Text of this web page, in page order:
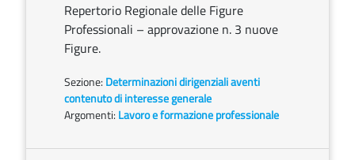
Repertorio Regionale delle Figure
Professionali – approvazione n. 3 nuove
Figure.
Sezione: Determinazioni dirigenziali aventi
contenuto di interesse generale
Argomenti: Lavoro e formazione professionale